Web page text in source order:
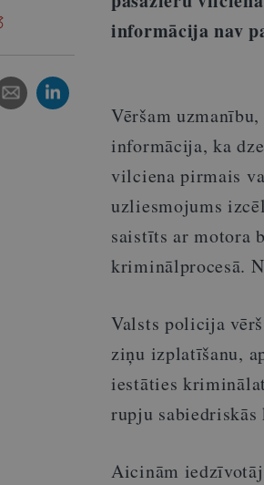
informācija nav
Vēršam
informācija, ka
vilciena pirmais
uzliesmojums
saistīts ar motora
kriminālprocesā.
Valsts policija
ziņu izplatīšanu,
iestāties
rupju
Aicinām